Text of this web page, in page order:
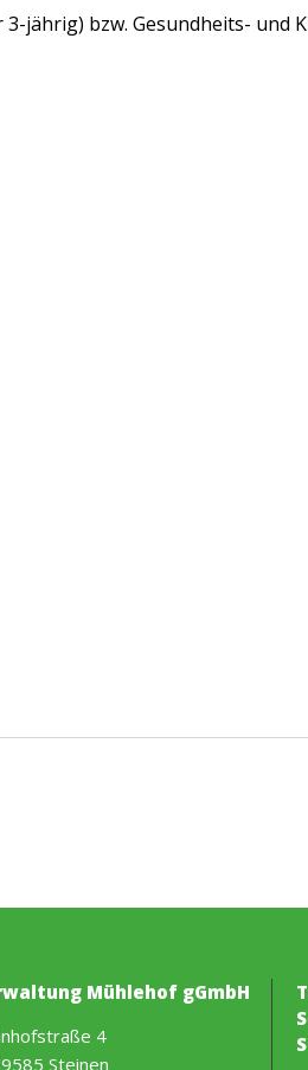
jährig) bzw. Gesundheits- und
Mühlehof gGmbH
4
Steinen